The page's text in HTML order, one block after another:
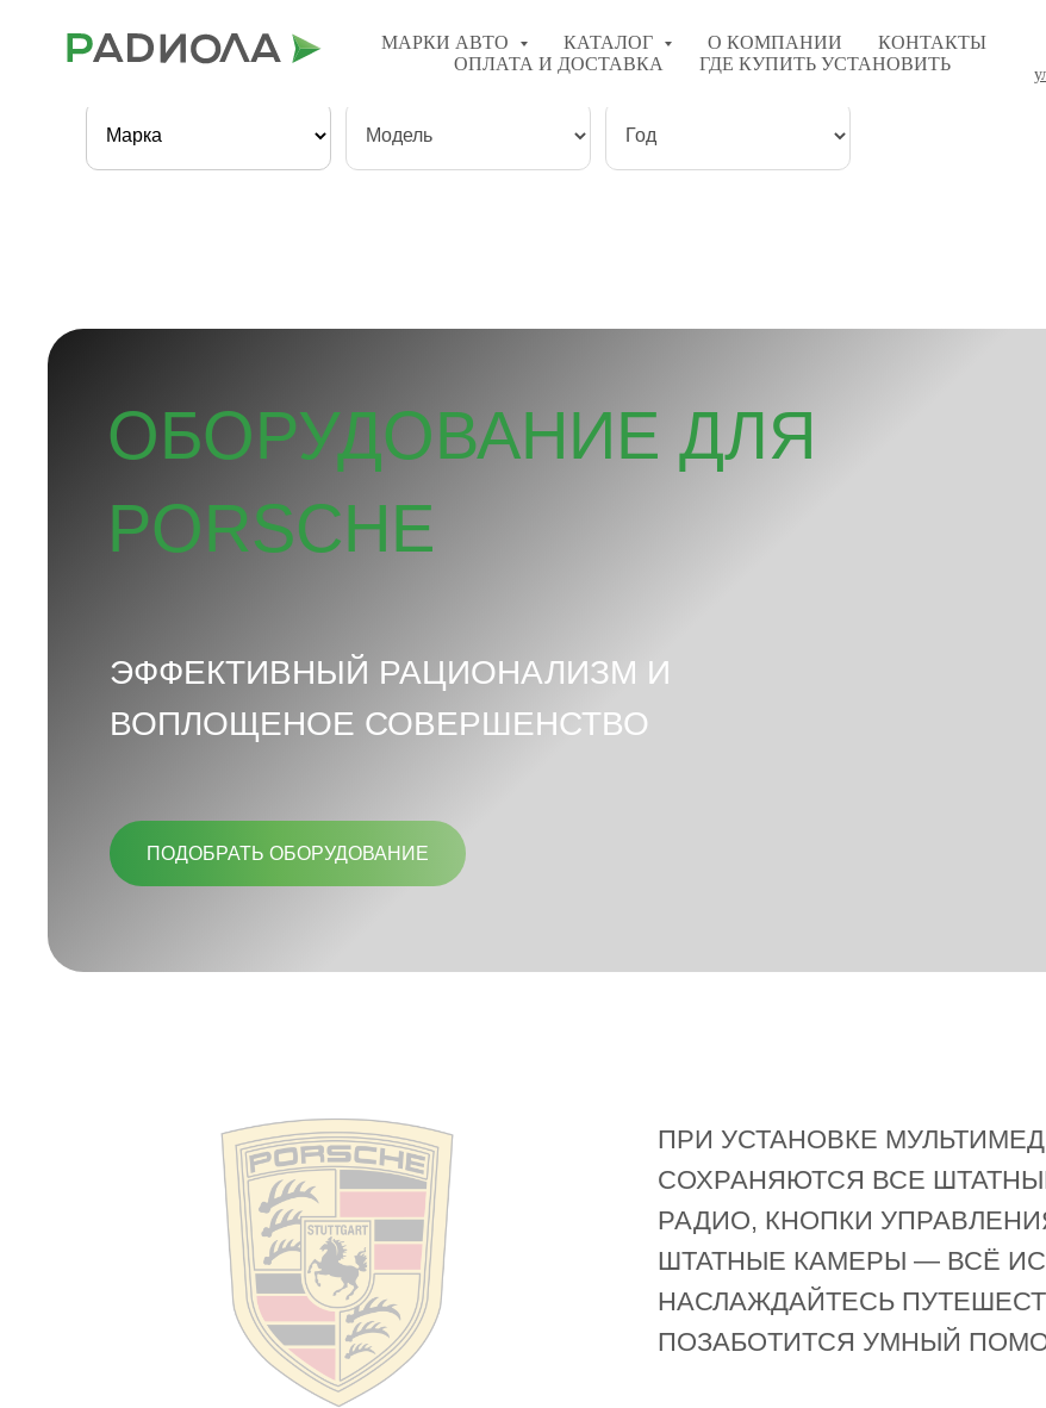
МАРКИ АВТО КАТАЛОГ О КОМПАНИИ
КОНТАКТЫ
ОПЛАТА И ДОСТАВКА
ГДЕ КУПИТЬ УСТАНОВИТЬ
8(800) 201−98−77
ОБОРУДОВАНИЕ ДЛЯ
PORSCHE
ЭФФЕКТИВНЫЙ РАЦИОНАЛИЗМ И
ВОПЛОЩЕНОЕ СОВЕРШЕНСТВО
ПОДОБРАТЬ ОБОРУДОВАНИЕ
ПРИ УСТАНОВКЕ
СОХРАНЯЮТСЯ ВСЕ
РАДИО, КНОПКИ
ШТАТНЫЕ КАМЕРЫ — ВСЁ
НАСЛАЖДАЙТЕСЬ
ПОЗАБОТИТСЯ УМНЫЙ